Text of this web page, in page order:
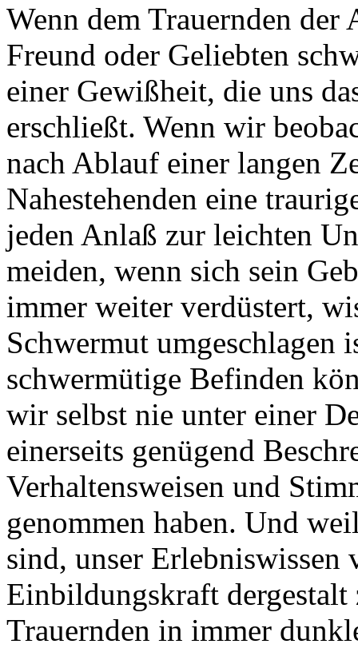
Wenn dem Trauernden der
Freund oder Geliebten
einer Gewißheit, die uns
erschließt. Wenn wir
nach Ablauf einer langen
Nahestehenden eine
jeden Anlaß zur leichten
meiden, wenn sich sein
immer weiter verdüstert,
Schwermut umgeschlagen
schwermütige Befinden
wir selbst nie unter einer
einerseits genügend
Verhaltensweisen und
genommen haben. Und
sind, unser
Einbildungskraft
Trauernden in immer